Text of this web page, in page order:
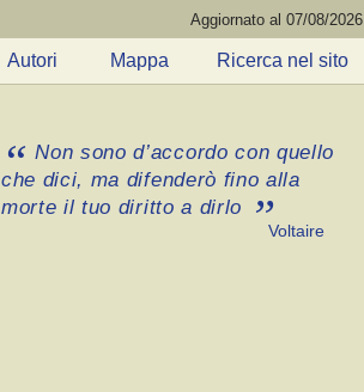
Aggiornato al 07/08/2026
Autori Mappa Ricerca nel sito
Non sono d’accordo con quello
che dici, ma difenderò fino alla
morte il tuo diritto a dirlo
Voltaire